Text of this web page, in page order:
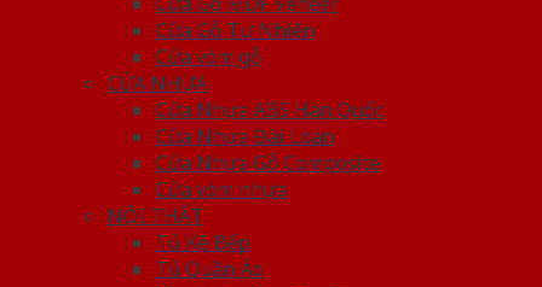
Cửa Gỗ Tự Nhiên
Cửa vòm gỗ
CỬA NHỰA
Cửa Nhựa ABS Hàn Quốc
Cửa Nhựa Đài Loan
Cửa Nhựa Gỗ Composite
Cửa vòm nhựa
NỘI THẤT
Tủ Kệ Bếp
Tủ Quần Áo